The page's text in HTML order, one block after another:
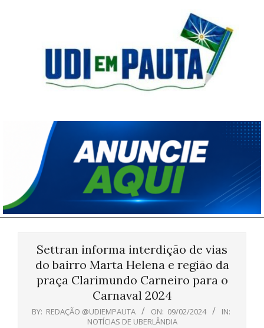
Pauta
Settran informa interdição de vias
do bairro Marta Helena e região da
praça Clarimundo Carneiro para o
Carnaval 2024
BY: REDAÇÃO @UDIEMPAUTA ON: 09/02/2024
IN:
NOTÍCIAS DE UBERLÂNDIA